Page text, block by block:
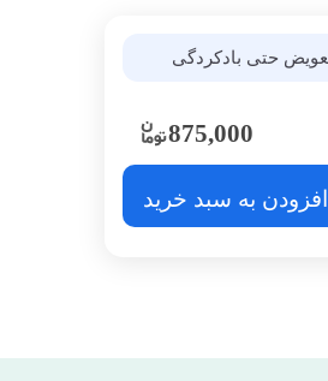
875,000
افزودن به سبد خرید